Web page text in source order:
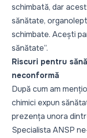
schimbată, dar
sănătate,
schimbate. Acești
sănătate”.
Riscuri pentru
neconformă
După cum am
chimici expun
prezența unora
Specialista ANSP